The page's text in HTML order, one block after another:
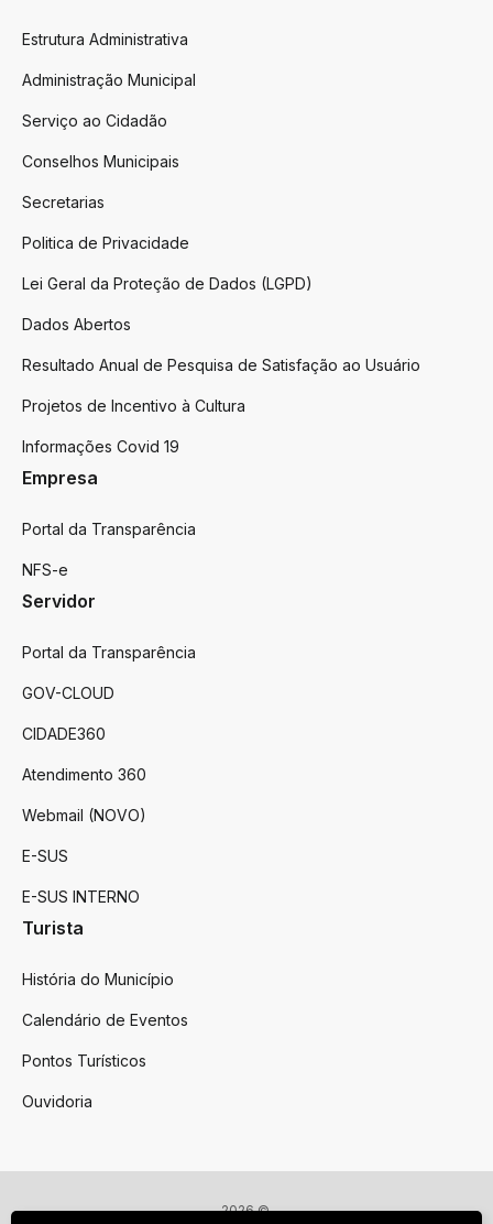
Estrutura Administrativa
Administração Municipal
Serviço ao Cidadão
Conselhos Municipais
Secretarias
Politica de Privacidade
Lei Geral da Proteção de Dados (LGPD)
Dados Abertos
Resultado Anual de Pesquisa de Satisfação ao Usuário
Projetos de Incentivo à Cultura
Informações Covid 19
Empresa
Portal da Transparência
NFS-e
Servidor
Portal da Transparência
GOV-CLOUD
CIDADE360
Atendimento 360
Webmail (NOVO)
E-SUS
E-SUS INTERNO
Turista
História do Município
Calendário de Eventos
Pontos Turísticos
Ouvidoria
2026 ©